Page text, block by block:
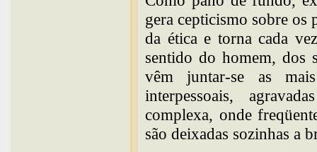
gera cepticismo sobre
da ética e torna cada
sentido do homem, dos
vêm juntar-se as
interpessoais,
complexa, onde
são deixadas sozinhas a